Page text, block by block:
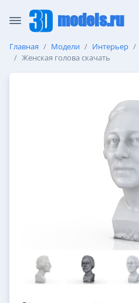
models.ru
Главная Модели Интерьер
Женская голова скачать